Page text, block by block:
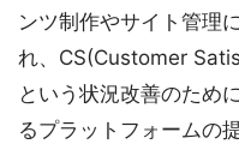
ンツ制作やサイト管理
れ、CS(Customer
という状況改善のため
るプラットフォームの